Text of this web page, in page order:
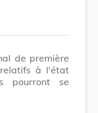
de première
à l'état
pourront se